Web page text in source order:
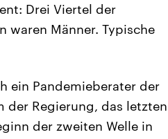
Drei Viertel der
waren Männer. Typische
ein Pandemieberater der
der Regierung, das letzten
der zweiten Welle in